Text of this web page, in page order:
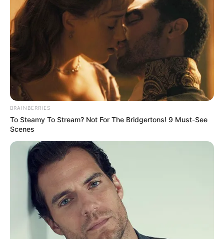
BRAINBERRIES
To Steamy To Stream? Not For The Bridgertons! 9 Must-See
Scenes